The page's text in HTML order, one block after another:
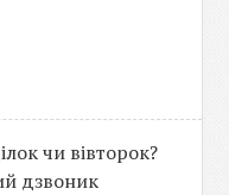
чи вівторок?
дзвоник